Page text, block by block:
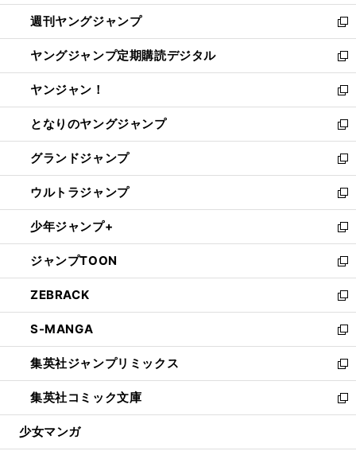
開
く
ウ
で
開
く
ン
ド
ウ
で
開
く
ウ
ィ
ン
ド
ウ
で
開
く
週刊ヤングジャンプ
新
し
い
ウ
ィ
ン
ド
ウ
で
開
く
ヤングジャンプ定期購読デジタル
新
し
い
ウ
ィ
ン
ド
ウ
で
開
く
ヤンジャン！
新
し
い
ウ
ィ
ン
ド
ウ
で
開
く
となりのヤングジャンプ
新
し
い
ウ
ィ
ン
ド
ウ
で
開
く
グランドジャンプ
新
し
い
ウ
ィ
ン
ド
ウ
で
開
く
ウルトラジャンプ
新
し
い
ウ
ィ
ン
ド
ウ
で
開
く
少年ジャンプ+
新
し
い
ウ
ィ
ン
ド
ウ
で
開
く
ジャンプTOON
新
し
い
ウ
ィ
ン
ド
ウ
で
開
ZEBRACK
新
し
い
ウ
ィ
ン
ド
ウ
S-MANGA
新
し
い
ウ
ィ
ン
集英社ジャンプリミックス
新
し
い
ウ
集英社コミック文庫
新
し
少女マンガ